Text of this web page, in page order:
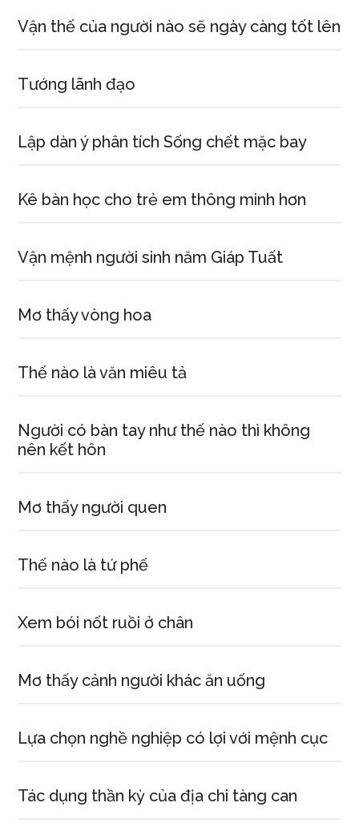
Vận thế của người nào sẽ ngày càng tốt lên
Tướng lãnh đạo
Lập dàn ý phân tích Sống chết mặc bay
Kê bàn học cho trẻ em thông minh hơn
Vận mệnh người sinh năm Giáp Tuất
Mơ thấy vòng hoa
Thế nào là văn miêu tả
Người có bàn tay như thế nào thì không
nên kết hôn
Mơ thấy người quen
Thế nào là tứ phế
Xem bói nốt ruồi ở chân
Mơ thấy cảnh người khác ăn uống
Lựa chọn nghề nghiệp có lợi với mệnh cục
Tác dụng thần kỳ của địa chi tàng can